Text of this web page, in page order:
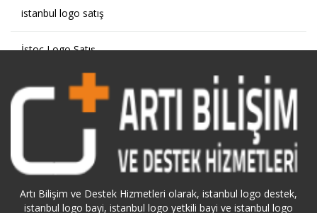
istanbul logo satış
İstoç Logo Satış
Kağıthane Logo Satış
Küçükçekmece Logo Satış
Pendik Logo Satış
Artı Bilişim ve Destek Hizmetleri olarak, istanbul logo destek,
istanbul logo bayi, istanbul logo yetkili bayi ve istanbul logo